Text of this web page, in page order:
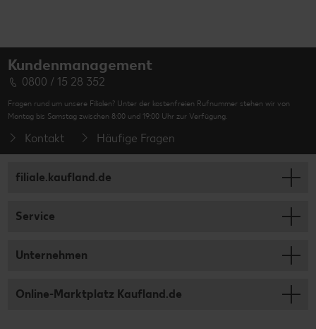
Kundenmanagement
0800 / 15 28 352
Fragen rund um unsere Filialen? Unter der kostenfreien Rufnummer stehen wir von
Montag bis Samstag zwischen 8:00 und 19:00 Uhr zur Verfügung.
Kontakt Häufige Fragen
filiale.kaufland.de
Service
Unternehmen
Online-Marktplatz Kaufland.de